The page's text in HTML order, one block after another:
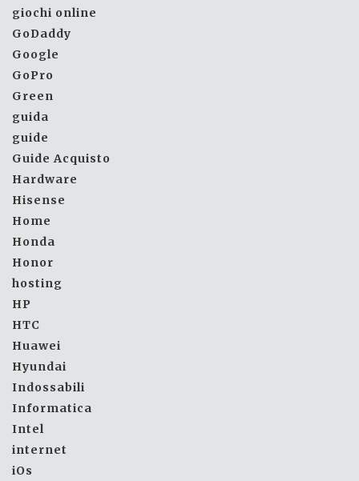
giochi online
GoDaddy
Google
GoPro
Green
guida
guide
Guide Acquisto
Hardware
Hisense
Home
Honda
Honor
hosting
HP
HTC
Huawei
Hyundai
Indossabili
Informatica
Intel
internet
iOs